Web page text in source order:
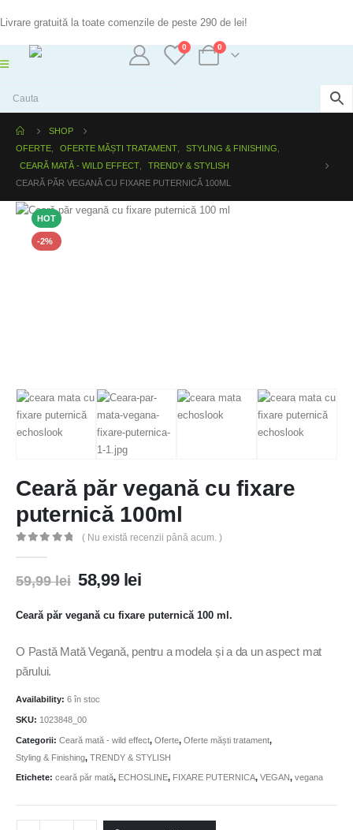
Livrare gratuită la toate comenzile de peste 290 de lei!
0 0
SHOP
OFERTE
OFERTE MĂȘTI TRATAMENT STYLING & FINISHING
CEARĂ MATĂ - WILD EFFECT
TRENDY & STYLISH
CEARĂ PĂR VEGANĂ CU FIXARE PUTERNICĂ 100ML
HOT
-2%
Ceară păr vegană cu fixare
puternică 100ml
( Nu există recenzii până acum. )
59,99lei 58,99 lei
Ceară păr vegană cu fixare puternică 100 ml.
O Pastă Mată Vegană, pentru a modela și a da un aspect mat
părului.
Availability: 6 în stoc
SKU: 1023848_00
Categorii: Ceară mată - wild effect, Oferte, Oferte măști tratament,
Styling & Finishing, TRENDY & STYLISH
Etichete: ceară păr mată, ECHOSLINE, FIXARE PUTERNICA, VEGAN, vegana